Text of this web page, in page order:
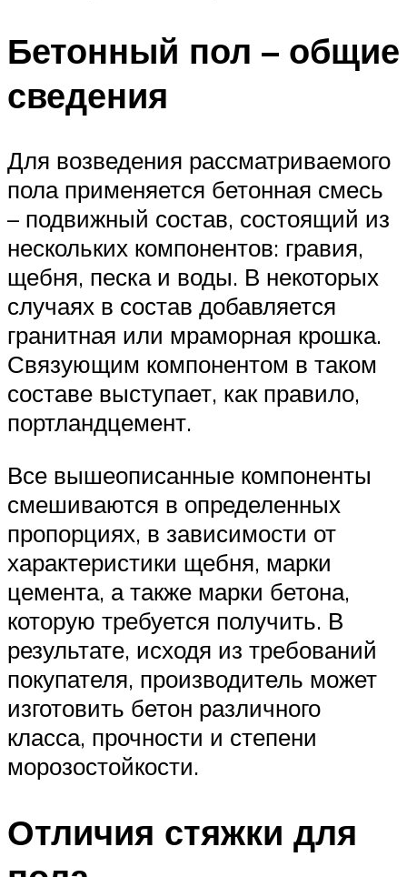
Бетонный пол – общие
сведения
Для возведения рассматриваемого
пола применяется бетонная смесь
– подвижный состав, состоящий из
нескольких компонентов: гравия,
щебня, песка и воды. В некоторых
случаях в состав добавляется
гранитная или мраморная крошка.
Связующим компонентом в таком
составе выступает, как правило,
портландцемент.
Все вышеописанные компоненты
смешиваются в определенных
пропорциях, в зависимости от
характеристики щебня, марки
цемента, а также марки бетона,
которую требуется получить. В
результате, исходя из требований
покупателя, производитель может
изготовить бетон различного
класса, прочности и степени
морозостойкости.
Отличия стяжки для